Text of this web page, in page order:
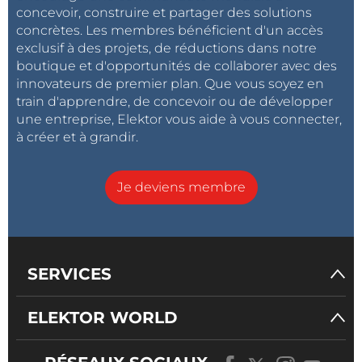
Ces produits apportent à nos clients un avantage de
sécurisation sans dommage pour l’organisation des
câbles, tout en étant écoresponsables, conformes
aux plus hauts standards de qualité et assurant une
valeur ajoutée à nos clients, gage de performances
durables et de fiabilité dans les applications les plus
concevoir, construire et partager des solutions
concrètes. Les membres bénéficient d'un accès
exclusif à des projets, de réductions dans notre
boutique et d'opportunités de collaborer avec des
innovateurs de premier plan. Que vous soyez en
train d'apprendre, de concevoir ou de développer
une entreprise, Elektor vous aide à vous connecter,
à créer et à grandir.
Je deviens membre
SERVICES
ELEKTOR WORLD